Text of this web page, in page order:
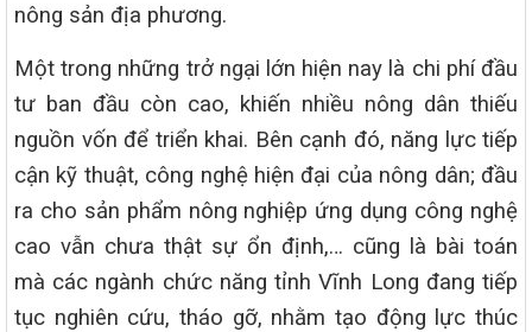
nông sản địa phương.
Một trong những trở ngại lớn hiện nay là chi phí đầu
tư ban đầu còn cao, khiến nhiều nông dân thiếu
nguồn vốn để triển khai. Bên cạnh đó, năng lực tiếp
cận kỹ thuật, công nghệ hiện đại của nông dân; đầu
ra cho sản phẩm nông nghiệp ứng dụng công nghệ
cao vẫn chưa thật sự ổn định,… cũng là bài toán
mà các ngành chức năng tỉnh Vĩnh Long đang tiếp
tục nghiên cứu, tháo gỡ, nhằm tạo động lực thúc